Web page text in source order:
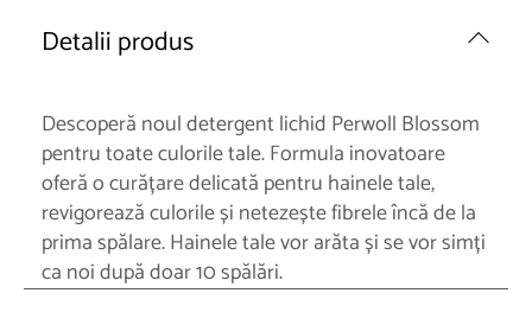
Detalii produs
Descoperă noul detergent lichid Perwoll Blossom
pentru toate culorile tale. Formula inovatoare
oferă o curățare delicată pentru hainele tale,
revigorează culorile și netezește fibrele încă de la
prima spălare. Hainele tale vor arăta și se vor simți
ca noi după doar 10 spălări.